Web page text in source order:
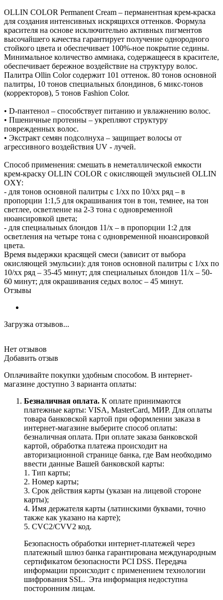
OLLIN COLOR Permanent Cream – перманентная крем-краска
для создания интенсивных искрящихся оттенков. Формула
красителя на основе исключительно активных пигментов
высочайшего качества гарантирует получение однородного
стойкого цвета и обеспечивает 100%-ное покрытие седины.
Минимальное количество аммиака, содержащееся в красителе,
обеспечивает бережное воздействие на структуру волос.
Палитра Ollin Color содержит 101 оттенок. 80 тонов основной
палитры, 10 тонов специальных блондинов, 6 микс-тонов
(корректоров), 5 тонов Fashion Color.
• D-пантенол – способствует питанию и увлажнению волос.
• Пшеничные протеины – укрепляют структуру
поврежденных волос.
• Экстракт семян подсолнуха – защищает волосы от
агрессивного воздействия UV - лучей.
Способ применения: смешать в неметаллической емкости
крем-краску OLLIN COLOR с окисляющей эмульсией OLLIN
OXY:
- для тонов основной палитры с 1/хх по 10/хх ряд – в
пропорции 1:1,5 для окрашивания тон в тон, темнее, на тон
светлее, осветление на 2-3 тона с одновременной
нюансировкой цвета;
- для специальных блондов 11/х – в пропорции 1:2 для
осветления на четыре тона с одновременной нюансировкой
цвета.
Время выдержки красящей смеси (зависит от выбора
окисляющей эмульсии): для тонов основной палитры с 1/хх по
10/хх ряд – 35-45 минут; для специальных блондов 11/х – 50-
60 минут; для окрашивания седых волос – 45 минут.
Отзывы
Загрузка отзывов...
Нет отзывов
Добавить отзыв
Оплачивайте покупки удобным способом. В интернет-
магазине доступно 3 варианта оплаты:
Безналичная оплата. К оплате принимаются
платежные карты: VISA, MasterCard, МИР. Для оплаты
товара банковской картой при оформлении заказа в
интернет-магазине выберите способ оплаты:
безналичная оплата. При оплате заказа банковской
картой, обработка платежа происходит на
авторизационной странице банка, где Вам необходимо
ввести данные Вашей банковской карты:
1. Тип карты;
2. Номер карты;
3. Срок действия карты (указан на лицевой стороне
карты);
4. Имя держателя карты (латинскими буквами, точно
также как указано на карте);
5. CVC2/CVV2 код.
Безопасность обработки интернет-платежей через
платежный шлюз банка гарантирована международным
сертификатом безопасности PCI DSS. Передача
информации происходит с применением технологии
шифрования SSL. Эта информация недоступна
посторонним лицам.